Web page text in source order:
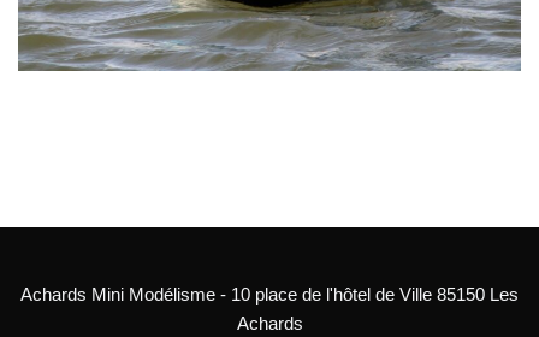
Achards Mini Modélisme - 10 place de l'hôtel de Ville 85150 Les
Achards